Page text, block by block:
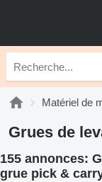
Matériel de
Grues de
155 annonces:
grue pick &